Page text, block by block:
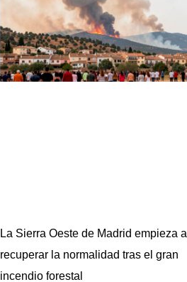
La Sierra Oeste de Madrid empieza a
recuperar la normalidad tras el gran
incendio forestal